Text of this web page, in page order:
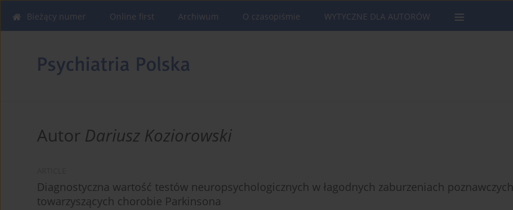
Bieżący numer Online first Archiwum O czasopiśmie WYTYCZNE DLA AUTORÓW
Autor Dariusz Koziorowski
Diagnostyczna wartość testów neuropsychologicznych w łagodnych zaburzeniach poznawczych
towarzyszących chorobie Parkinsona